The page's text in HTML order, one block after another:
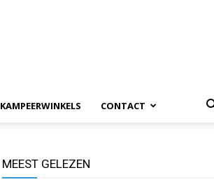
KAMPEERWINKELS CONTACT
MEEST GELEZEN